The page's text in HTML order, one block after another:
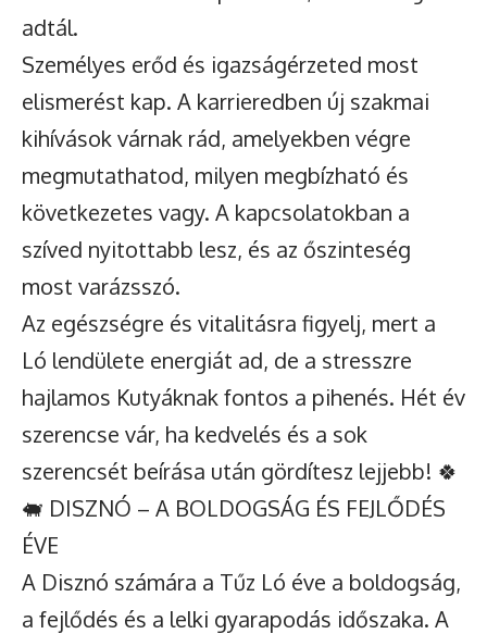
adtál.
Személyes erőd és igazságérzeted most
elismerést kap. A karrieredben új szakmai
kihívások várnak rád, amelyekben végre
megmutathatod, milyen megbízható és
következetes vagy. A kapcsolatokban a
szíved nyitottabb lesz, és az őszinteség
most varázsszó.
Az egészségre és vitalitásra figyelj, mert a
Ló lendülete energiát ad, de a stresszre
hajlamos Kutyáknak fontos a pihenés. Hét év
szerencse vár, ha kedvelés és a sok
szerencsét beírása után gördítesz lejjebb! 🍀
🐖 DISZNÓ – A BOLDOGSÁG ÉS FEJLŐDÉS
ÉVE
A Disznó számára a Tűz Ló éve a boldogság,
a fejlődés és a lelki gyarapodás időszaka. A